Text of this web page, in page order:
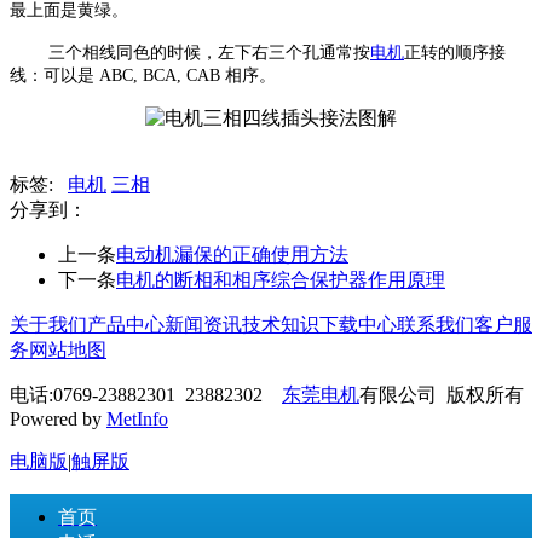
最上面是黄绿。
三个相线同色的时候，左下右三个孔通常按电机正转的顺序接
线：可以是 ABC, BCA, CAB 相序。
标签: 电机 三相
分享到：
上一条电动机漏保的正确使用方法
下一条电机的断相和相序综合保护器作用原理
关于我们产品中心新闻资讯技术知识下载中心联系我们客户服
务网站地图
电话:0769-23882301 23882302 东莞电机有限公司 版权所有
Powered by MetInfo
电脑版|触屏版
首页